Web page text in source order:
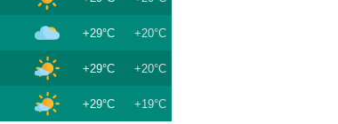
+29°C +20°C
+29°C +20°C
+29°C +19°C